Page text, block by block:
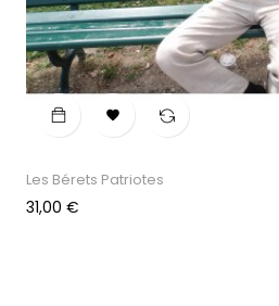

Les Bérets Patriotes
Prix
31,00 €